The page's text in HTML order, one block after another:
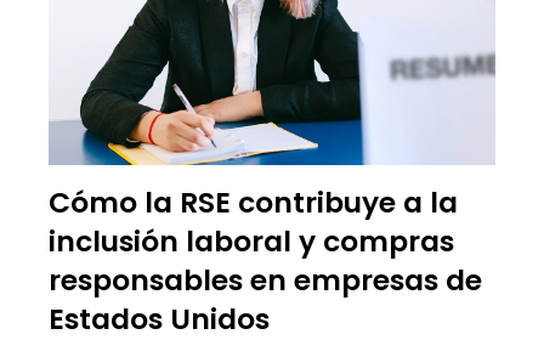
Cómo la RSE contribuye a la
inclusión laboral y compras
responsables en empresas de
Estados Unidos